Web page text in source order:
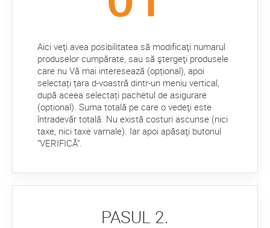
Aici veţi avea posibilitatea să modificaţi numarul
produselor cumpărate, sau să ştergeţi produsele
care nu Vă mai interesează (opțional), apoi
selectați țara d-voastră dintr-un meniu vertical,
după aceea selectați pachetul de asigurare
(optional). Suma totală pe care o vedeţi este
întradevăr totală. Nu există costuri ascunse (nici
taxe, nici taxe vamale). Iar apoi apăsaţi butonul
“VERIFICĂ“.
PASUL 2.